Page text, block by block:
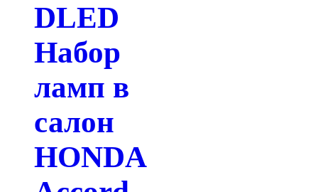
DLED
Набор
ламп в
салон
HONDA